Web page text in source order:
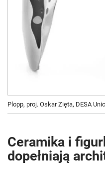
Plopp, proj. Oskar Zięta, DESA
Ceramika i
dopełniają